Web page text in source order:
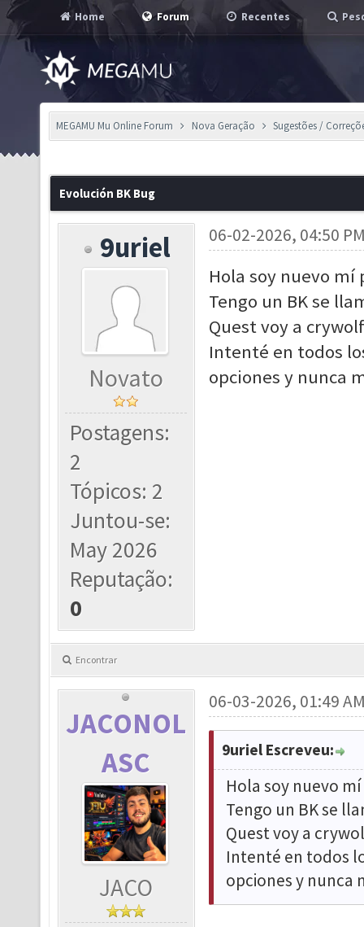
Home Forum Recentes
MEGAMU Mu Online Forum Nova Geração Sugestões /
Evolución BK Bug
9uriel
Novato
Postagens:
2
Tópicos: 2
Juntou-se:
May 2026
Reputação:
0
06-02-2026, 04:50
Hola soy nuevo
Tengo un BK se
Quest voy a
Intenté en todos
opciones y nunca
Encontrar
JACONOL
ASC
JACO
06-03-2026, 01:49
9uriel Escreveu:
Hola soy nuevo
Tengo un BK se
Quest voy a
Intenté en todos
opciones y nunca